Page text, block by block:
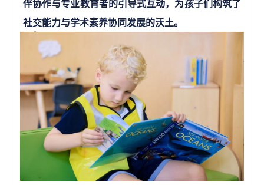
伴协作与专业教育者的引导式互动，为孩子们构筑了
社交能力与学术素养协同发展的沃土。